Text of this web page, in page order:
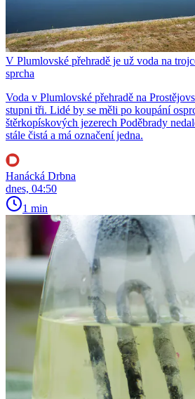
V Plumlovské přehradě je už voda na
sprcha
Voda v Plumlovské přehradě na
stupni tři. Lidé by se měli po koupání
štěrkopískových jezerech Poděbrady
stále čistá a má označení jedna.
Hanácká Drbna
dnes, 04:50
1 min